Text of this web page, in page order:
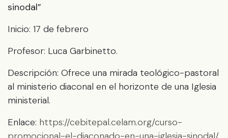
sinodal”
Inicio: 17 de febrero
Profesor: Luca Garbinetto.
Descripción: Ofrece una mirada teológico-pastoral
al ministerio diaconal en el horizonte de una Iglesia
ministerial.
Enlace: https://cebitepal.celam.org/curso-